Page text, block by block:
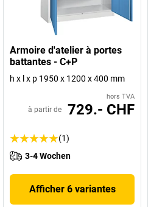
Armoire d'atelier à portes
battantes - C+P
h x l x p 1950 x 1200 x 400 mm
hors TVA
à partir de 729.- CHF
(1)
3-4 Wochen
Afficher 6 variantes